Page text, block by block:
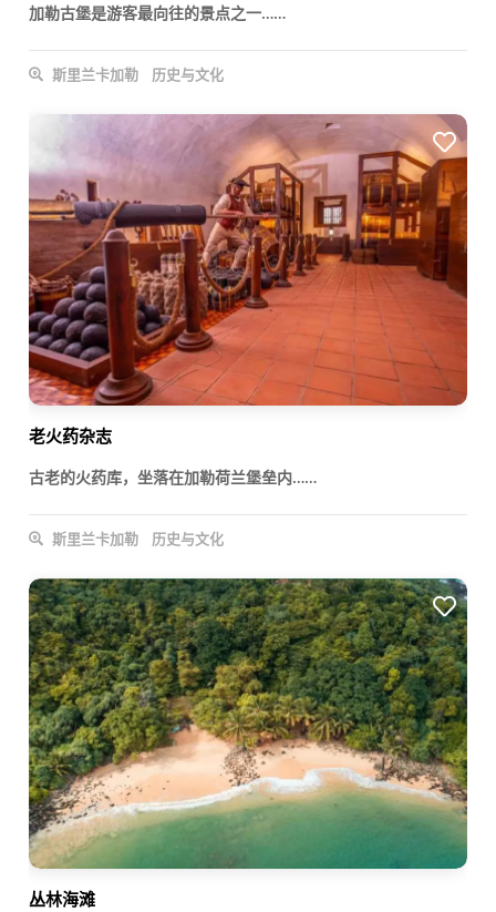
加勒古堡是游客最向往的景点之一……
斯里兰卡加勒 历史与文化
老火药杂志
古老的火药库，坐落在加勒荷兰堡垒内……
斯里兰卡加勒 历史与文化
丛林海滩